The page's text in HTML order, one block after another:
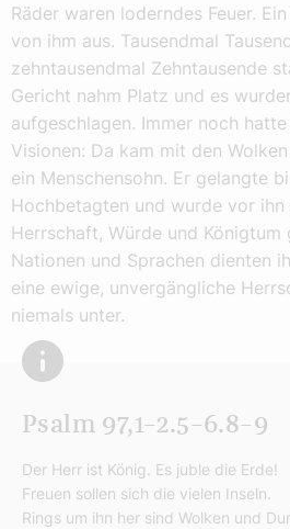
Räder waren loderndes Feuer.
von ihm aus. Tausendmal
zehntausendmal Zehntausende
Gericht nahm Platz und es
aufgeschlagen. Immer noch
Visionen: Da kam mit den
ein Menschensohn. Er gelangte
Hochbetagten und wurde vor
Herrschaft, Würde und Königtum
Nationen und Sprachen dienten
eine ewige, unvergängliche
niemals unter.
Psalm 97,1–2.5–6.8–9
Der Herr ist König. Es juble die Erde!
Freuen sollen sich die vielen Inseln.
Rings um ihn her sind Wolken und